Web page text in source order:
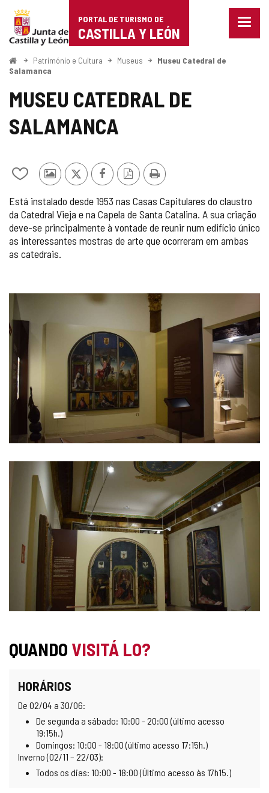
Portal
de
Turismo
de
Castilla
PORTAL DE TURISMO DE
CASTILLA Y LEÓN
Menu
ComeçoPatrimónio e Cultura Museus
Museu Catedral de
Salamanca
MUSEU CATEDRAL DE
SALAMANCA
Adicionar
remover
de
meus
cadernos
Fotos
outros
turistas
x FacebookVersãoImprimir
Está instalado desde 1953 nas Casas Capitulares do claustro
da Catedral Vieja e na Capela de Santa Catalina. A sua criação
deve-se principalmente à vontade de reunir num edifício único
as interessantes mostras de arte que ocorreram em ambas
as catedrais.
GALERIA
DE
IMAGENS
QUANDO VISITÁ LO?
HORÁRIOS
De 02/04 a 30/06:
De segunda a sábado: 10:00 - 20:00 (último acesso
19:15h.)
Domingos: 10:00 - 18:00 (último acesso 17:15h.)
Inverno (02/11 – 22/03):
Todos os dias: 10:00 - 18:00 (Último acesso às 17h15.)